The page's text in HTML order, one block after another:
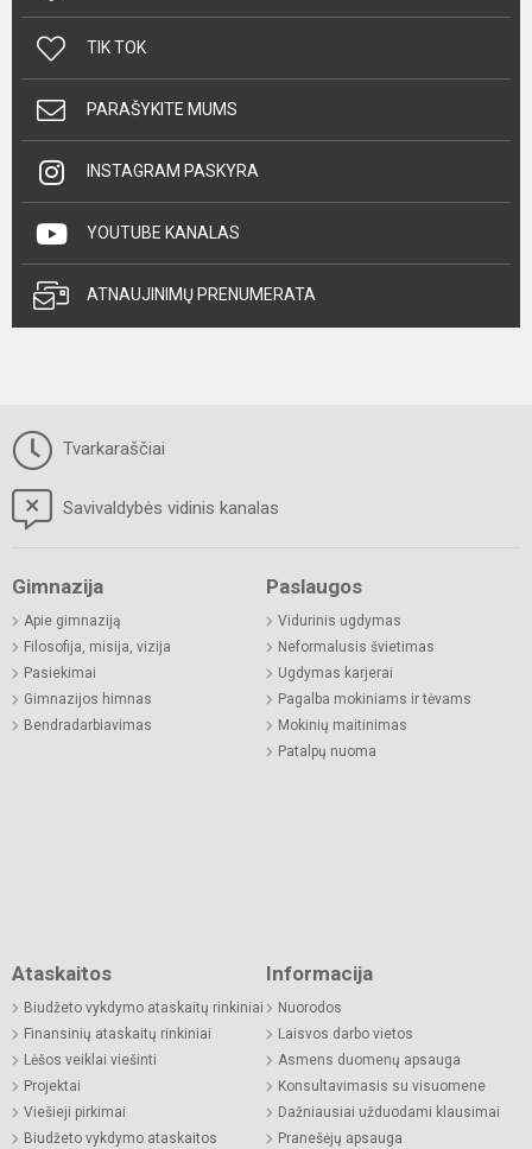
TIK TOK
PARAŠYKITE MUMS
INSTAGRAM PASKYRA
YOUTUBE KANALAS
ATNAUJINIMŲ PRENUMERATA
Tvarkaraščiai
Savivaldybės vidinis kanalas
Gimnazija
Apie gimnaziją
Filosofija, misija, vizija
Pasiekimai
Gimnazijos himnas
Bendradarbiavimas
Paslaugos
Vidurinis ugdymas
Neformalusis švietimas
Ugdymas karjerai
Pagalba mokiniams ir tėvams
Mokinių maitinimas
Patalpų nuoma
Ataskaitos
Biudžeto vykdymo ataskaitų rinkiniai
Finansinių ataskaitų rinkiniai
Lėšos veiklai viešinti
Projektai
Viešieji pirkimai
Biudžeto vykdymo ataskaitos
Informacija
Nuorodos
Laisvos darbo vietos
Asmens duomenų apsauga
Konsultavimasis su visuomene
Dažniausiai užduodami klausimai
Pranešėjų apsauga